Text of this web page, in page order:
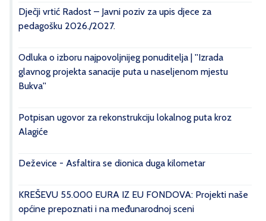
Dječji vrtić Radost – Javni poziv za upis djece za
pedagošku 2026./2027.
Odluka o izboru najpovoljnijeg ponuditelja | ''Izrada
glavnog projekta sanacije puta u naseljenom mjestu
Bukva''
Potpisan ugovor za rekonstrukciju lokalnog puta kroz
Alagiće
Deževice - Asfaltira se dionica duga kilometar
KREŠEVU 55.000 EURA IZ EU FONDOVA: Projekti naše
općine prepoznati i na međunarodnoj sceni